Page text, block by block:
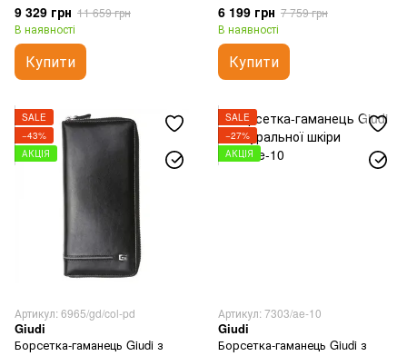
9 329 грн 11 659 грн
В наявності
Купити
6 199 грн 7 759 грн
В наявності
Купити
SALE
−43%
АКЦІЯ
Артикул: 6965/gd/col-pd
Giudi
Борсетка-гаманець Giudi з
SALE
−27%
АКЦІЯ
Артикул: 7303/ae-10
Giudi
Борсетка-гаманець Giudi з